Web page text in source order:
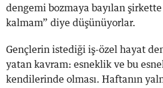
dengemi bozmaya bayılan şirkette
kalmam” diye düşünüyorlar.
Gençlerin istediği iş-özel hayat
yatan kavram: esneklik ve bu
kendilerinde olması. Haftanın